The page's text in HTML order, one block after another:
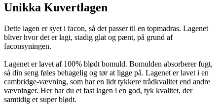
Unikka Kuvertlagen
Dette lagen er syet i facon, så det passer til en topmadras. Lagenet
bliver hvor det er lagt, stadig glat og pænt, på grund af
faconsyningen.
Lagenet er lavet af 100% blødt bomuld. Bomulden absorberer fugt,
så din seng føles behagelig og tør at ligge på. Lagenet er lavet i en
cambridge-vævning, som har en lidt tykkere trådkvalitet end andre
vævninger. Her har du et fast lagen i en god, tyk kvalitet, der
samtidig er super blødt.